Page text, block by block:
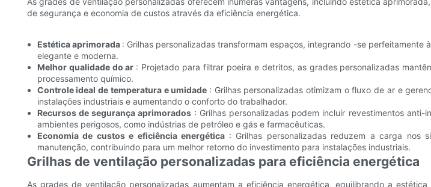
de segurança e economia de custos através da eficiência energética.
Estética aprimorada : Grilhas personalizadas transformam espaços, integrando -se
elegante e moderna.
Melhor qualidade do ar : Projetado para filtrar poeira e detritos, as grades personalizadas
processamento químico.
Controle ideal de temperatura e umidade : Grilhas personalizadas otimizam o fluxo de ar e
instalações industriais e aumentando o conforto do trabalhador.
Recursos de segurança aprimorados : Grilhas personalizadas podem incluir revestimentos
ambientes perigosos, como indústrias de petróleo e gás e farmacêuticas.
Economia de custos e eficiência energética : Grilhas personalizadas reduzem a carga nos
manutenção, contribuindo para um melhor retorno do investimento para instalações industriais.
Grilhas de ventilação personalizadas para eficiência energética
As grades de ventilação personalizadas aumentam a eficiência energética, equilibrando a